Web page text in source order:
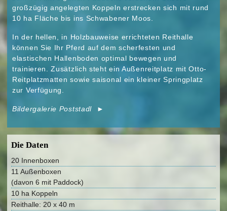
großzügig angelegten Koppeln erstrecken sich mit rund
10 ha Fläche bis ins Schwabener Moos.
In der hellen, in Holzbauweise errichteten Reithalle
können Sie Ihr Pferd auf dem scherfesten und
elastischen Hallenboden optimal bewegen und
trainieren. Zusätzlich steht ein Außenreitplatz mit Otto-
Reitplatzmatten sowie saisonal ein kleiner Springplatz
zur Verfügung.
Bildergalerie Poststadl ►
Die Daten
20 Innenboxen
11 Außenboxen
(davon 6 mit Paddock)
10 ha Koppeln
Reithalle: 20 x 40 m